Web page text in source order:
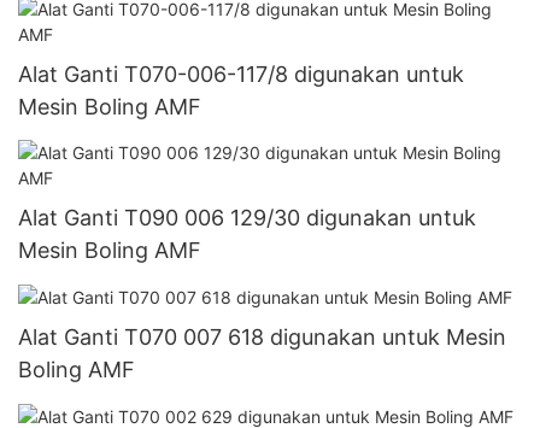
Alat Ganti T070-006-117/8 digunakan untuk
Mesin Boling AMF
Alat Ganti T090 006 129/30 digunakan untuk
Mesin Boling AMF
Alat Ganti T070 007 618 digunakan untuk Mesin
Boling AMF